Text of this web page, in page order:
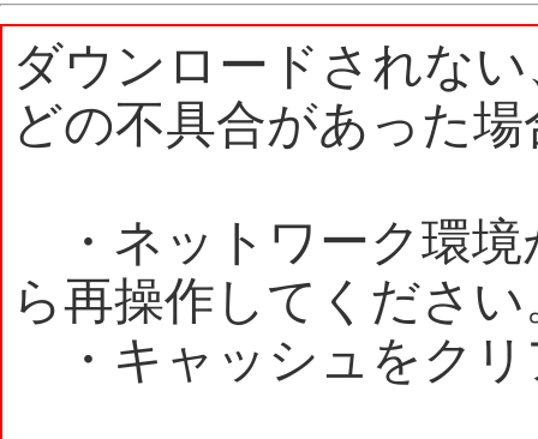
ダウンロードされな
どの不具合があった
・ネットワーク環境
ら再操作してください
・キャッシュをクリ